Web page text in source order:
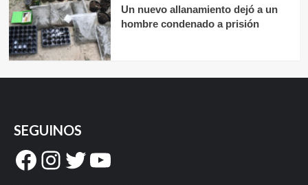
Un nuevo allanamiento dejó a un
hombre condenado a prisión
SEGUINOS
Facebook
Instagram
Twitter
YouTube